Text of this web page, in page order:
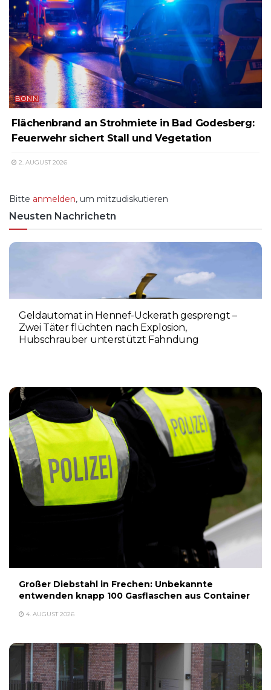
BONN
Flächenbrand an Strohmiete in Bad Godesberg:
Feuerwehr sichert Stall und Vegetation
2. AUGUST 2026
Bitte anmelden, um mitzudiskutieren
Neusten Nachrichetn
Geldautomat in Hennef-Uckerath gesprengt –
Zwei Täter flüchten nach Explosion,
Hubschrauber unterstützt Fahndung
Großer Diebstahl in Frechen: Unbekannte
entwenden knapp 100 Gasflaschen aus Container
4. AUGUST 2026